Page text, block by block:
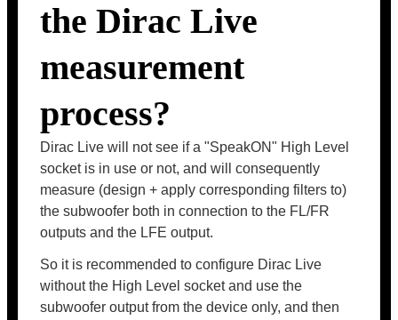
the Dirac Live
measurement
process?
Dirac Live will not see if a "SpeakON" High Level
socket is in use or not, and will consequently
measure (design + apply corresponding filters to)
the subwoofer both in connection to the FL/FR
outputs and the LFE output.
So it is recommended to configure Dirac Live
without the High Level socket and use the
subwoofer output from the device only, and then